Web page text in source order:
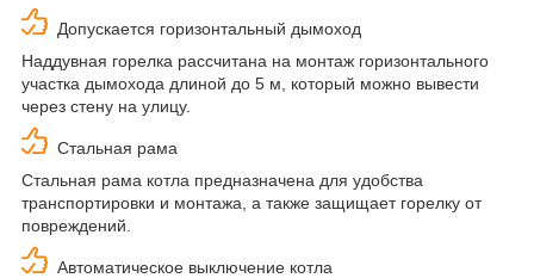
Допускается горизонтальный дымоход
Наддувная горелка рассчитана на монтаж горизонтального
участка дымохода длиной до 5 м, который можно вывести
через стену на улицу.
Стальная рама
Стальная рама котла предназначена для удобства
транспортировки и монтажа, а также защищает горелку от
повреждений.
Автоматическое выключение котла